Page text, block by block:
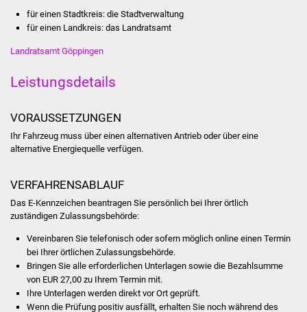
Was erledige ich wo
Kindergärten
Kolping-Musikschule
für einen Stadtkreis: die Stadtverwaltung
für einen Landkreis: das Landratsamt
Landratsamt Göppingen
Leistungsdetails
VORAUSSETZUNGEN
Ihr Fahrzeug muss über einen alternativen Antrieb oder über eine
alternative Energiequelle verfügen.
VERFAHRENSABLAUF
Das E-Kennzeichen beantragen Sie persönlich bei Ihrer örtlich
zuständigen Zulassungsbehörde:
Vereinbaren Sie telefonisch oder sofern möglich online einen Termin
bei Ihrer örtlichen Zulassungsbehörde.
Bringen Sie alle erforderlichen Unterlagen sowie die Bezahlsumme
von EUR 27,00 zu Ihrem Termin mit.
Ihre Unterlagen werden direkt vor Ort geprüft.
Wenn die Prüfung positiv ausfällt, erhalten Sie noch während des